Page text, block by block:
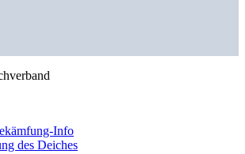
Info
des Deiches